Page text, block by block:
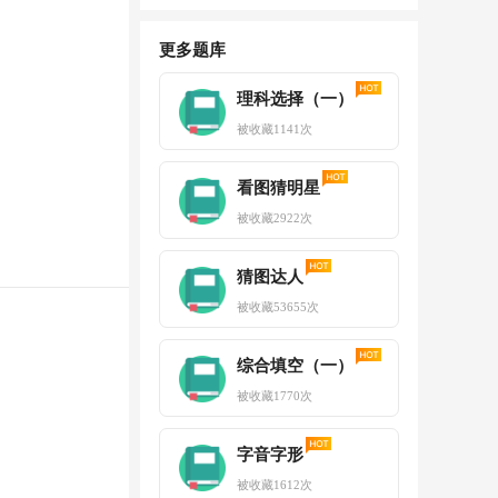
更多题库
理科选择（一）
被收藏1141 次
看图猜明星
被收藏2922次
猜图达人
被收藏53655次
综合填空（一）
被收藏1770次
字音字形
被收藏1612次